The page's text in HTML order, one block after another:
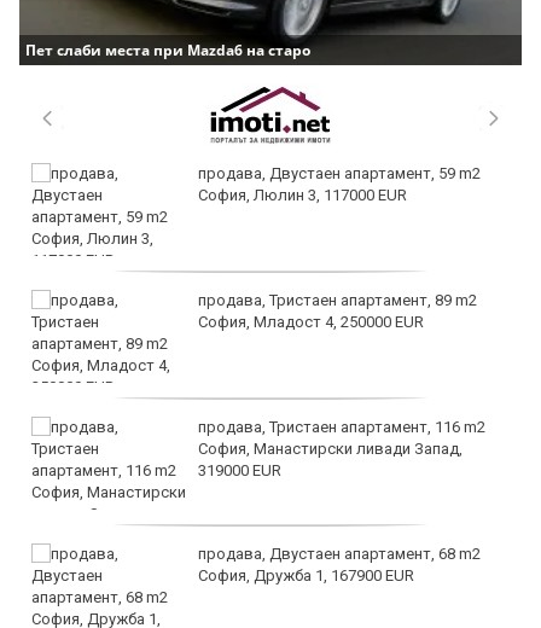
Пет слаби места при Mazda6 на старо
продава, Двустаен апартамент, 59 m2
София, Люлин 3, 117000 EUR
продава, Тристаен апартамент, 89 m2
София, Младост 4, 250000 EUR
продава, Тристаен апартамент, 116 m2
София, Манастирски ливади Запад,
319000 EUR
продава, Двустаен апартамент, 68 m2
София, Дружба 1, 167900 EUR